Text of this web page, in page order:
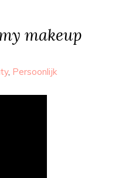
makeup
, Persoonlijk